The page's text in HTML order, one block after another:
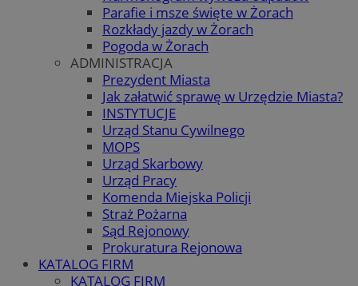
Parafie i msze święte w Żorach
Rozkłady jazdy w Żorach
Pogoda w Żorach
ADMINISTRACJA
Prezydent Miasta
Jak załatwić sprawę w Urzędzie Miasta?
INSTYTUCJE
Urząd Stanu Cywilnego
MOPS
Urząd Skarbowy
Urząd Pracy
Komenda Miejska Policji
Straż Pożarna
Sąd Rejonowy
Prokuratura Rejonowa
KATALOG FIRM
KATALOG FIRM